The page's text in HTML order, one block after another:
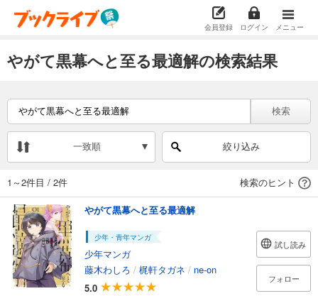
会員登録 ログイン メニュー
やがて黒幕へと至る最適解の検索結果
検索
一致順 絞り込み
1～2件目 / 2件 検索のヒント
やがて黒幕へと至る最適解
少年・青年マンガ
少年マンガ
藤木わしろ / 梶軒タガネ / ne-on
5.0
試し読み
フォロー